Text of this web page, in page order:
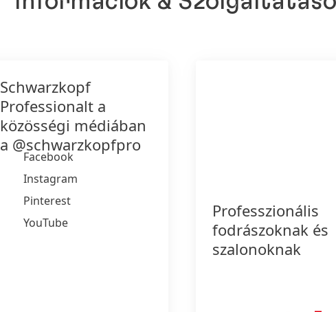
Schwarzkopf
Professionalt a
közösségi médiában
a @schwarzkopfpro
Facebook
Instagram
Pinterest
YouTube
Professzionális
fodrászoknak és
szalonoknak